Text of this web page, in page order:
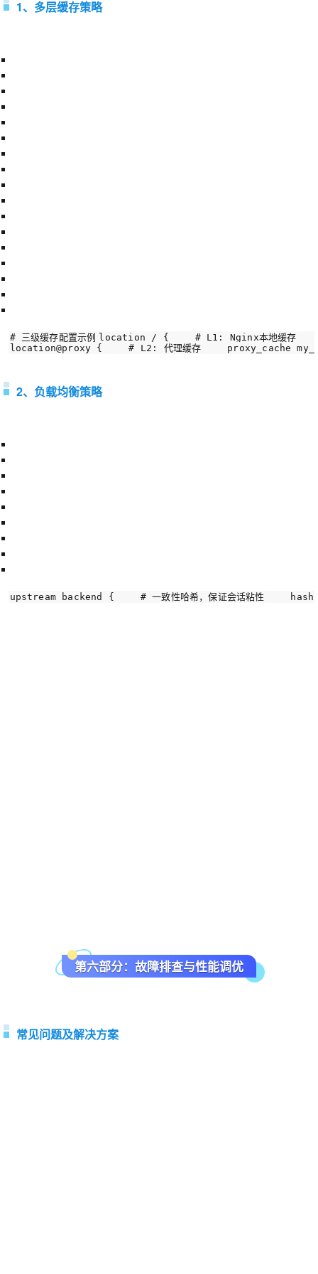
1、多层缓存策略
# 三级缓存配置示例 location / { # L1: Nginx本地缓存
location@proxy { # L2: 代理缓存 proxy_cache
2、负载均衡策略
upstream backend { # 一致性哈希，保证会话粘性 hash
第六部分：故障排查与性能调优
常见问题及解决方案